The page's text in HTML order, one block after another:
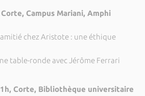
Campus Mariani, Amphi
chez Aristote : une éthique
table-ronde avec Jérôme Ferrari
Corte, Bibliothèque universitaire